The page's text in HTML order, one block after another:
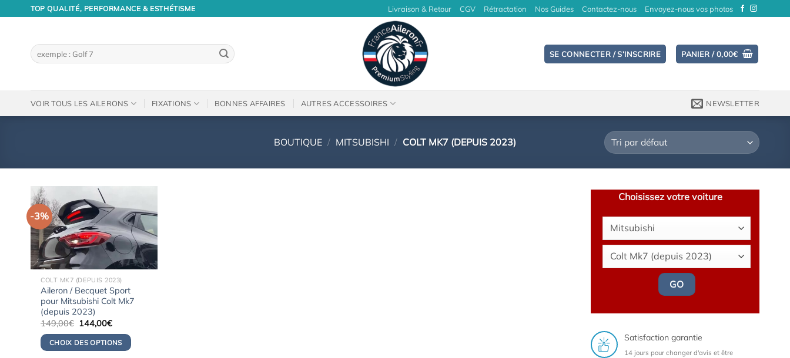
TOP QUALITÉ, PERFORMANCE & ESTHÉTISME Livraison & Retour CGV Rétractation Nos Guides Contactez-nous Envoyez-nous vos photos
Recherche
pour :
SE CONNECTER / S’INSCRIRE PANIER /0,00€
VOIR TOUS LES AILERONS FIXATIONS BONNES AFFAIRES AUTRES ACCESSOIRES NEWSLETTER
BOUTIQUE / MITSUBISHI / COLT MK7 (DEPUIS 2023)
-3%
COLT MK7 (DEPUIS 2023)
Aileron / Becquet Sport
pour Mitsubishi Colt Mk7
(depuis 2023)
149,00€ Le
initial
était :
144,00€Le
actuel
est :
CHOIX DES OPTIONS
Choisissez votre voiture
GO
Satisfaction garantie
14 jours pour changer d'avis et être